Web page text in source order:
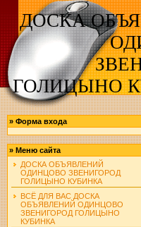
ДОСКА
ГОЛИЦЫНО
» Форма входа
» Меню сайта
ДОСКА ОБЪЯВЛЕНИЙ
ОДИНЦОВО ЗВЕНИГОРОД
ГОЛИЦЫНО КУБИНКА
ВСЁ ДЛЯ ВАС ДОСКА
ОБЪЯВЛЕНИЙ ОДИНЦОВО
ЗВЕНИГОРОД ГОЛИЦЫНО
КУБИНКА